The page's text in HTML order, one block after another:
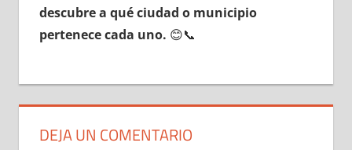
descubre а qué ciudad ο municipio
pertenece cada uno. 😊📞
DEJA UN COMENTARIO